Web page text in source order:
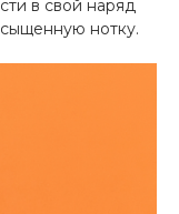
в свой наряд
нотку.